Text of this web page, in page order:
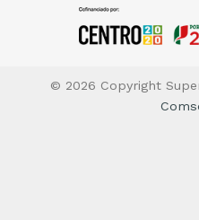
© 2026 Copyright